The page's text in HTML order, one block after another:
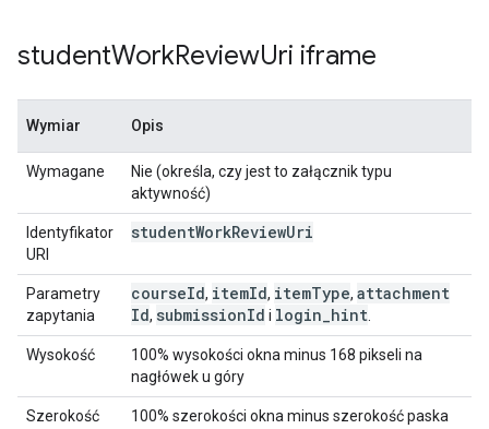
studentWorkReviewUri iframe
Wymiar Opis
Wymagane
Nie (określa, czy jest to załącznik typu
aktywność)
Identyfikator
URI
studentWorkReviewUri
Parametry
zapytania
courseId, itemId, itemType, attachment
Id, submissionId i login hint
Wysokość
100% wysokości okna minus 168 pikseli na
nagłówek u góry
Szerokość 100% szerokości okna minus szerokość paska